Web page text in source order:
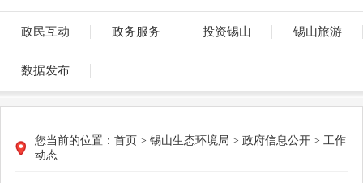
政民互动 政务服务 投资锡山 锡山旅游
数据发布
您当前的位置： 首页 > 锡山生态环境局 > 政府信息公开 > 工作
动态